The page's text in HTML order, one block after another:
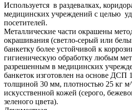
Используется в раздевалках,
медицинских учреждений с целью
посетителей.
Металлические части окрашены
окрашивания (светло-серый или
банкетку более устойчивой к
гигиеническую обработку любым
разрешенным в медицинских
банкеток изготовлен на основе ДСП
толщиной 30 мм, плотностью 25 кг
искусственной кожей (серого,
зеленого цвета).